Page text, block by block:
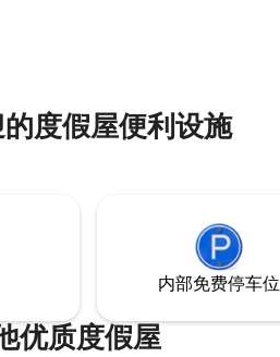
度假屋便利设施
内部免费停车位
优质度假屋